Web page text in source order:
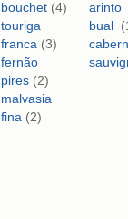
bouchet (4)
touriga
franca (3)
fernão
pires (2)
malvasia
fina (2)
arinto
bual